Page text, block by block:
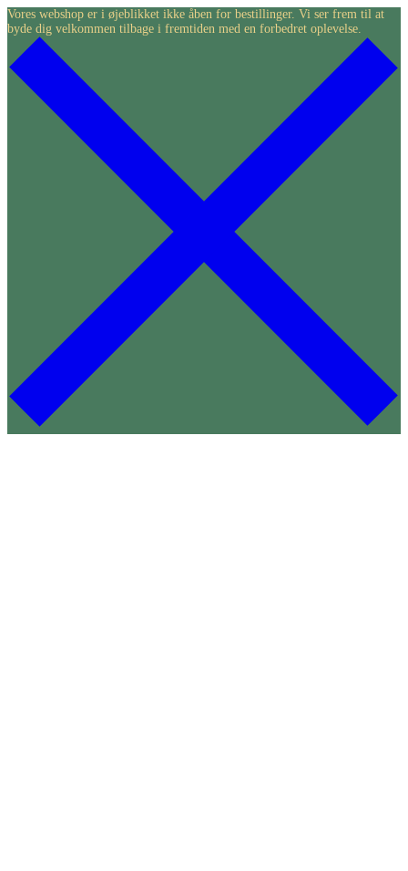
Skip
to
content
Vores webshop er i øjeblikket ikke åben for bestillinger. Vi ser frem til at
byde dig velkommen tilbage i fremtiden med en forbedret oplevelse.